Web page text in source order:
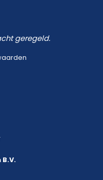
geregeld.